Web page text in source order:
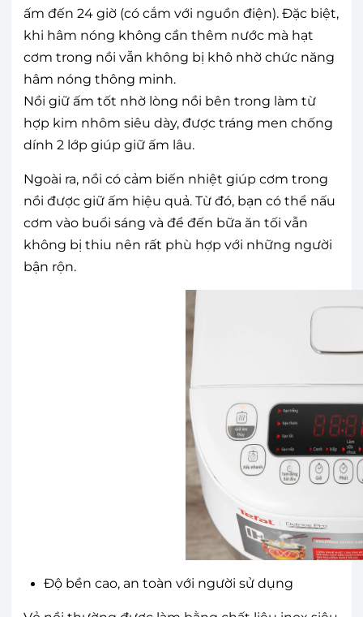
ấm đến 24 giờ (có cắm với nguồn điện). Đặc biệt,
khi hâm nóng không cần thêm nước mà hạt
cơm trong nồi vẫn không bị khô nhờ chức năng
hâm nóng thông minh.
Nồi giữ ấm tốt nhờ lòng nồi bên trong làm từ
hợp kim nhôm siêu dày, được tráng men chống
dính 2 lớp giúp giữ ấm lâu.
Ngoài ra, nồi có cảm biến nhiệt giúp cơm trong
nồi được giữ ấm hiệu quả. Từ đó, bạn có thể nấu
cơm vào buổi sáng và để đến bữa ăn tối vẫn
không bị thiu nên rất phù hợp với những người
bận rộn.
Độ bền cao, an toàn với người sử dụng